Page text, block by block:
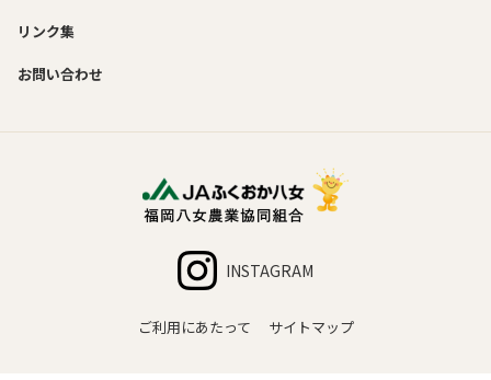
リンク集
お問い合わせ
INSTAGRAM
ご利用にあたって サイトマップ